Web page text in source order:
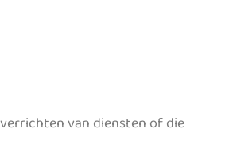
van diensten of die